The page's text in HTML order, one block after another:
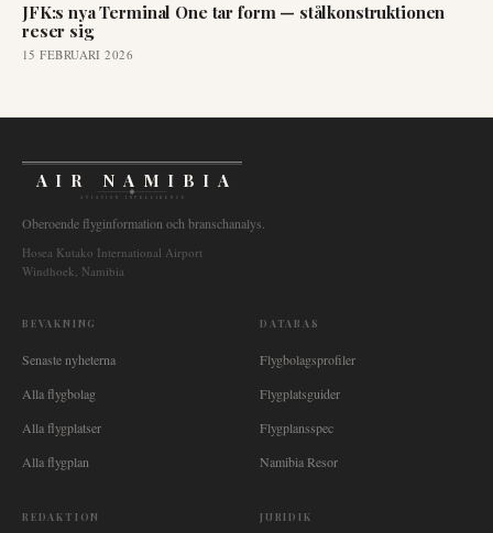
JFK:s nya Terminal One tar form — stålkonstruktionen
reser sig
15 FEBRUARI 2026
AIR NAMIBIA
AVIATION INTELLIGENCE
Oberoende flyginformation och branschanalys.
Hosea Kutako International Airport
Windhoek, Namibia
BEVAKNING
Senaste nyheterna
Alla flygbolag
Alla flygplatser
Alla flygplan
DATABAS
Flygbolagsprofiler
Flygplatsguider
Flygplansspec
Namibia Resor
REDAKTION JURIDIK